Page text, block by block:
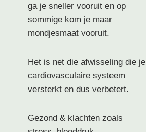
ga je sneller vooruit en op
sommige kom je maar
mondjesmaat vooruit.
Het is net die afwisseling die je
cardiovasculaire systeem
versterkt en dus verbetert.
Gezond & klachten zoals